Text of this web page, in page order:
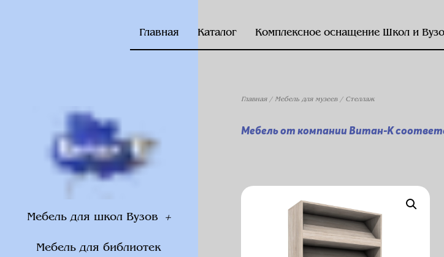
Главная Каталог Комплексное оснащение Школ и
Мебель для школ Вузов
Мебель для библиотек
Главная/ Мебель для музеев/ Стеллаж
Мебель от компании Витан-К